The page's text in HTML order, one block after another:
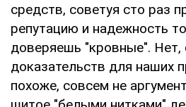
средств, советуя сто раз
репутацию и надежность
доверяешь "кровные". Нет,
доказательств для наших
похоже, совсем не